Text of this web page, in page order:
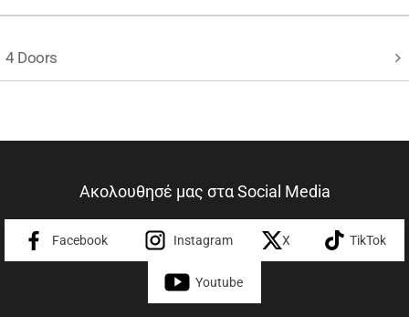
4 Doors
Ακολουθησέ μας στα Social Media
Facebook Instagram X TikTok
Youtube